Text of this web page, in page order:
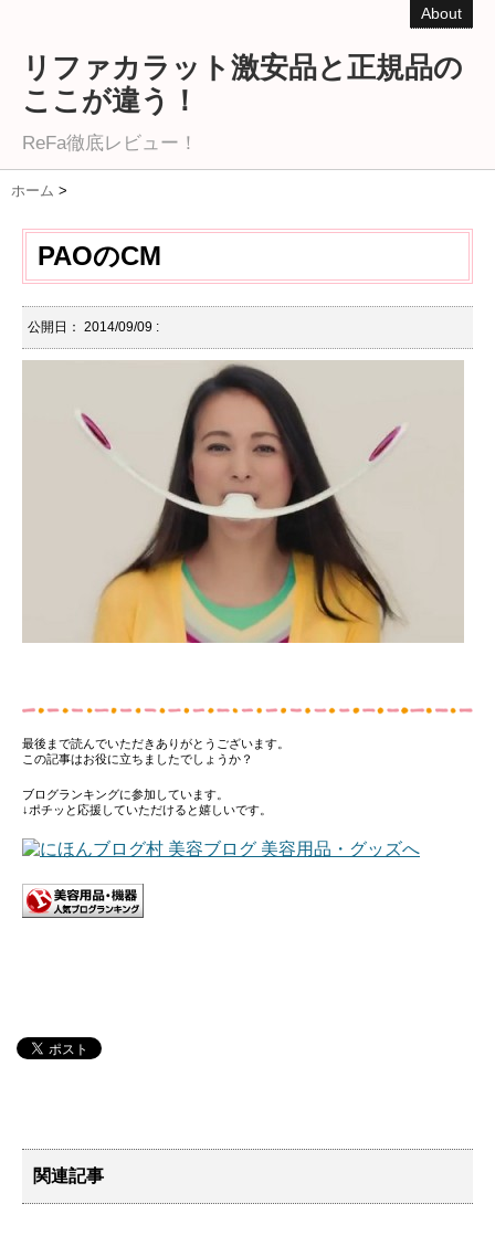
About
リファカラット激安品と正規品の
ここが違う！
ReFa徹底レビュー！
ホーム >
PAOのCM
公開日： 2014/09/09 :
最後まで読んでいただきありがとうございます。
この記事はお役に立ちましたでしょうか？
ブログランキングに参加しています。
↓ポチッと応援していただけると嬉しいです。
関連記事